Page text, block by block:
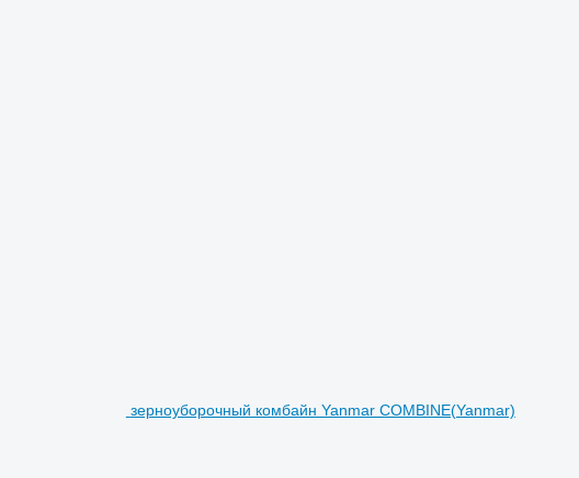
зерноуборочный комбайн Yanmar COMBINE(Yanmar)